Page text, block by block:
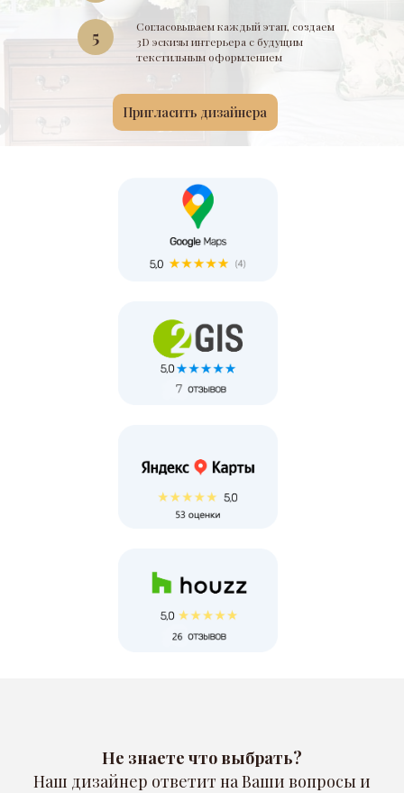
Согласовываем каждый этап, создаем
3D эскизы интерьера с будущим
текстильным оформлением
5
Пригласить дизайнера
Не знаете что выбрать?
Наш дизайнер ответит на Ваши вопросы и